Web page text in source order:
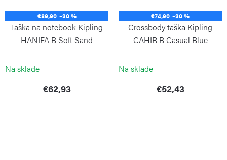
€89,90 –30 %
Taška na notebook Kipling
HANIFA B Soft Sand
Na sklade
€62,93
€74,90 –30 %
Crossbody taška Kipling
CAHIR B Casual Blue
Na sklade
€52,43